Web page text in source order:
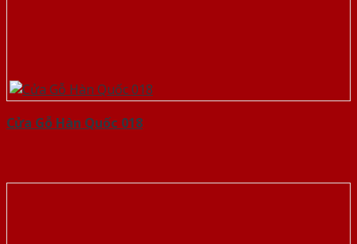
Cửa Gỗ Hàn Quốc 018